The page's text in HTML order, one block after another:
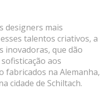
designers mais
talentos criativos, a
inovadoras, que dão
aos
fabricados na Alemanha,
cidade de Schiltach.